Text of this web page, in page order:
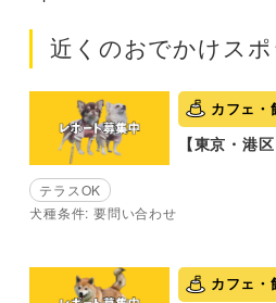
近くのおでかけスポ
カフェ・
【東京・港
テラスOK
犬種条件: 要問い合わせ
カフェ・